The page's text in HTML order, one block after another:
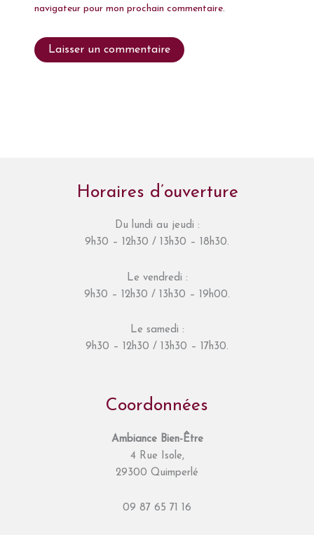
navigateur pour mon prochain commentaire.
Horaires d’ouverture
Du lundi au jeudi :
9h30 – 12h30 / 13h30 – 18h30.
Le vendredi :
9h30 – 12h30 / 13h30 – 19h00.
Le samedi :
9h30 – 12h30 / 13h30 – 17h30.
Coordonnées
Ambiance Bien-Être
4 Rue Isole,
29300 Quimperlé
09 87 65 71 16